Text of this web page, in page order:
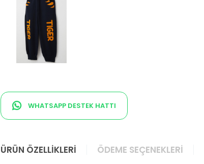
WHATSAPP DESTEK HATTI
ÜRÜN ÖZELLIKLERI ÖDEME SEÇENEKLERI